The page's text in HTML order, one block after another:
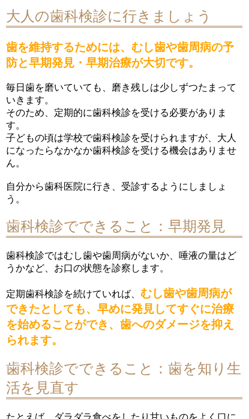
大人の歯科検診に行きましょう
歯を維持するためには、むし歯や歯周病の予
防と早期発見・早期治療が大切です。
毎日歯を磨いていても、磨き残しは少しずつたまって
いきます。
そのため、定期的に歯科検診を受ける必要がありま
す。
子どもの頃は学校で歯科検診を受けられますが、大人
になったらなかなか歯科検診を受ける機会はありませ
ん。
自分から歯科医院に行き、受診するようにしましょ
う。
歯科検診でできること：早期発見
歯科検診ではむし歯や歯周病がないか、唾液の量はど
うかなど、お口の状態を診察します。
定期歯科検診を続けていれば、 むし歯や歯周病が
できたとしても、早めに発見してすぐに治療
を始めることができ、歯へのダメージを抑え
られます。
歯科検診でできること：歯を知り生
活を見直す
たとえば、ダラダラ食べをしたり甘いものをよく口に